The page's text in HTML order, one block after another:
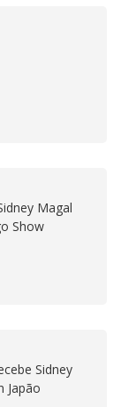
Magal
Show
Sidney
Japão